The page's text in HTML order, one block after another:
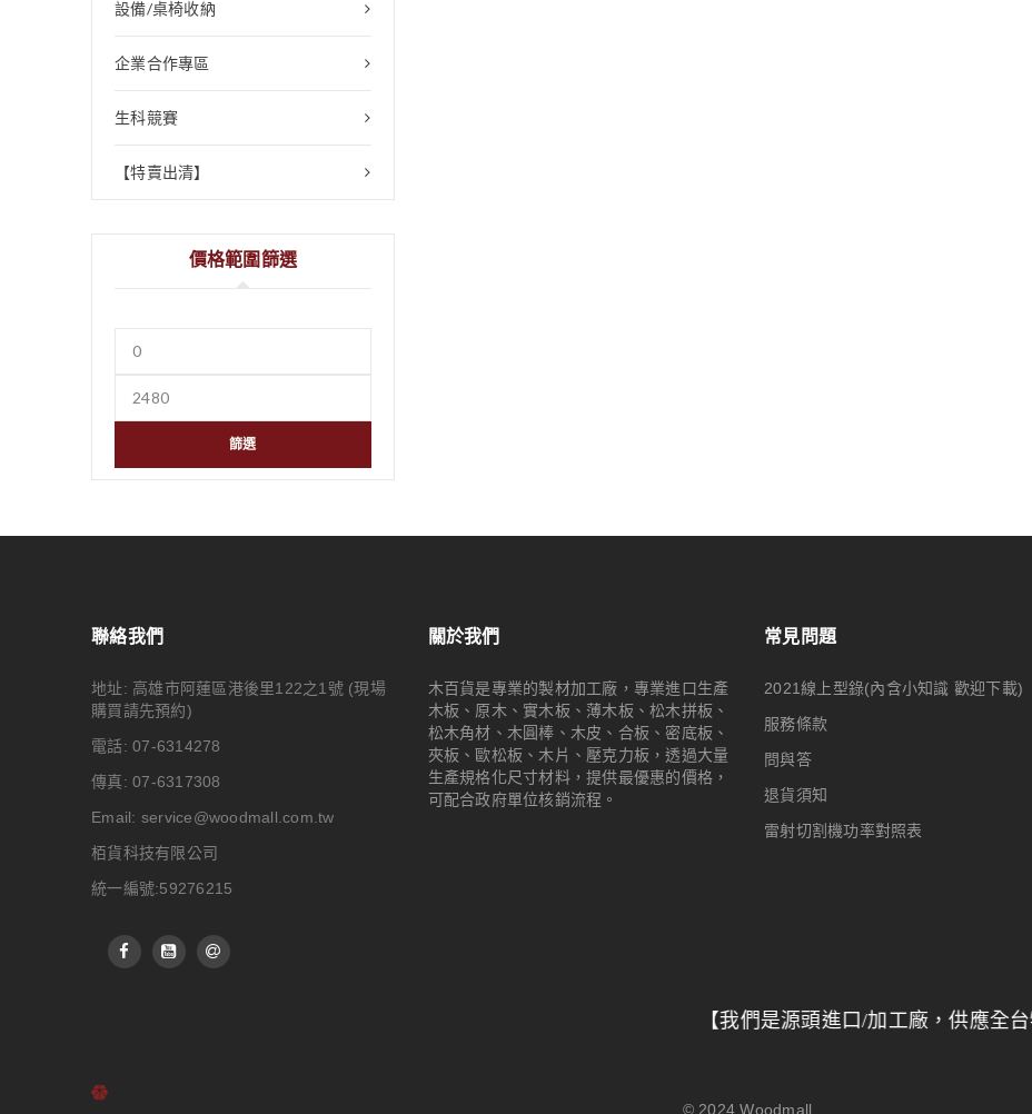
設備/桌椅收納
企業合作專區
生科競賽
【特賣出清】
價格範圍篩選
篩選
聯絡我們
地址: 高雄市阿蓮區港後里122之1號 (現場
購買請先預約)
電話: 07-6314278
傳真: 07-6317308
Email: service@woodmall.com.tw
栢貨科技有限公司
統一編號:59276215
關於我們
木百貨是專業的製材加工廠，專業進口生產
木板、原木、實木板、薄木板、松木拼板、
松木角材、木圓棒、木皮、合板、密底板、
夾板、歐松板、木片、壓克力板，透過大量
生產規格化尺寸材料，提供最優惠的價格，
可配合政府單位核銷流程。
常見問題
2021線上型錄(內含小知識 歡迎下載)
服務條款
問與答
退貨須知
雷射切割機功率對照表
【我們是源頭進口/加工廠，供應全台特力屋/建
© 2024Woodmall